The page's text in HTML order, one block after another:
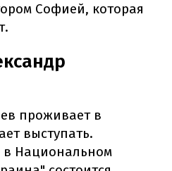
Софией, которая
проживает в
выступать.
в Национальном